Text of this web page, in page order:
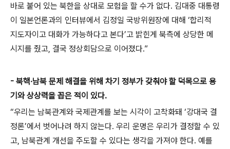
바로 붙어 있는 북한을 상대로 모험을 할 수가 없다. 김대중 대통령
이 일본언론과의 인터뷰에서 김정일 국방위원장에 대해 ‘합리적
지도자이고 대화가 가능하다고 본다’고 밝힌게 북측에 상당한 메
시지를 줬고, 결국 정상회담으로 이어졌다.”
- 북핵·남북 문제 해결을 위해 차기 정부가 갖춰야 할 덕목으로 용
기와 상상력을 꼽은 적이 있다.
“우리는 남북관계와 국제관계를 보는 시각이 고착화돼 ‘강대국 결
정론’에서 벗어나려 하지 않는다. 우리 운명은 우리가 결정할 수 있
고, 남북관계 개선을 주도할 수 있다는 생각을 가져야 한다. 예를